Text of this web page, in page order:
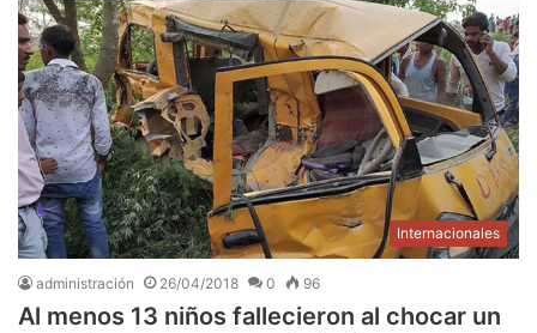
Internacionales
administración 26/04/2018 0 96
Al menos 13 niños fallecieron al chocar un